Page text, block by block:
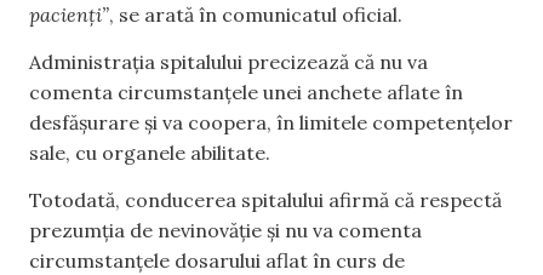
pacienți”, se arată în comunicatul oficial.
Administrația spitalului precizează că nu va
comenta circumstanțele unei anchete aflate în
desfășurare și va coopera, în limitele competențelor
sale, cu organele abilitate.
Totodată, conducerea spitalului afirmă că respectă
prezumția de nevinovăție și nu va comenta
circumstanțele dosarului aflat în curs de